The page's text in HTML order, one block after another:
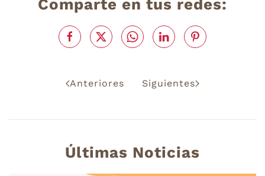
Comparte en tus redes:
Anteriores Siguientes
Últimas Noticias